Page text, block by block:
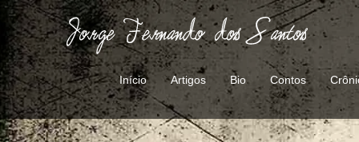
Ir
para
conteúdo
Início Artigos Bio Contos